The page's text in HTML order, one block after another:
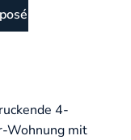
4-
Wohnung mit